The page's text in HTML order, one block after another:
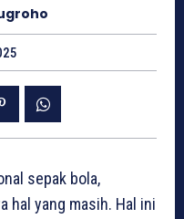
sepak bola,
hal yang masih. Hal ini